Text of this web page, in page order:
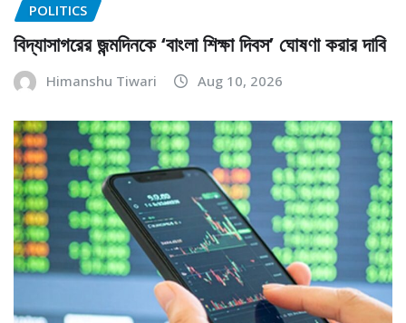
POLITICS
বিদ্যাসাগরের জন্মদিনকে ‘বাংলা শিক্ষা দিবস’ ঘোষণা করার দাবি
Himanshu Tiwari Aug 10, 2026